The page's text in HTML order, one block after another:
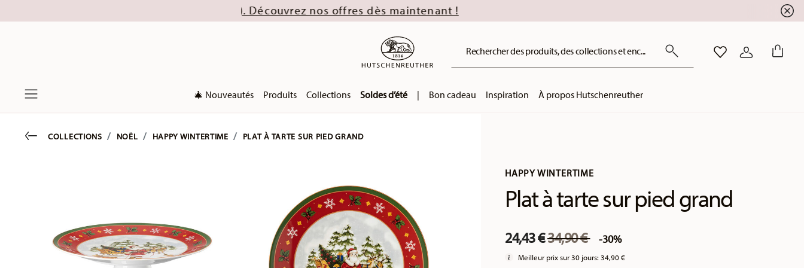
de Noël 2026). Découvrez nos offres dès maintenant !
Rechercher des produits, des collections et enc... LISTE DE SOUHAITS
CONNEXION
🎄 Nouveautés Produits Collections Soldes d’été | Bon cadeau Inspiration À propos Hutschenreuther
HAPPY WINTERTIME
Plat à tarte sur pied grand
24,43 €Price reduced from
34,90 €to-30%
Meilleur prix sur 30 jours:34,90 €
Go backCOLLECTIONS NOËL HAPPY WINTERTIME PLAT À TARTE SUR PIED GRAND